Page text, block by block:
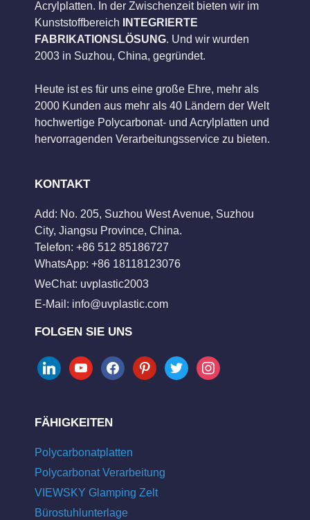
Acrylplatten. In der Zwischenzeit bieten wir im
Kunststoffbereich
INTEGRIERTE
FABRIKATIONSLÖSUNG. Und wir wurden
2003 in Suzhou, China, gegründet.
Heute ist es für uns eine große Ehre, mehr als
2000 Kunden aus mehr als 40 Ländern der Welt
hochwertige Polycarbonat- und Acrylplatten und
hervorragenden Verarbeitungsservice zu bieten.
KONTAKT
Add: No. 205, Suzhou West Avenue, Suzhou
City, Jiangsu Province, China.
Telefon: +86 512 85186727
WhatsApp: +86 18118123076
WeChat: uvplastic2003
E-Mail: info@uvplastic.com
FOLGEN SIE UNS
linkedinyoutubefacebookpinteresttwitter instagram
FÄHIGKEITEN
Polycarbonatplatten
Polycarbonat Verarbeitung
VIEWSKY Glamping Zelt
Bürostuhlunterlage